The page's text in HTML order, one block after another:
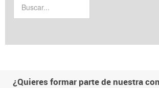
¿Quieres formar parte de nuestra